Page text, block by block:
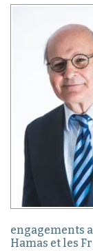
engagements
Hamas et les